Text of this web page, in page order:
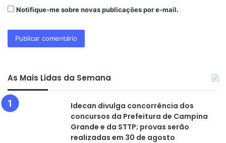
Notifique-me sobre novas publicações por e-mail.
As Mais Lidas da Semana
Idecan divulga concorrência dos
concursos da Prefeitura de Campina
Grande e da STTP; provas serão
realizadas em 30 de agosto